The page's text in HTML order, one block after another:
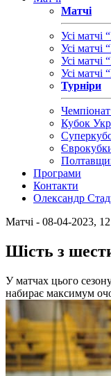
Матчі
Усі матчі
Усі матчі
Усі матчі
Усі матчі
Турніри
Кубок
Програми
Контакти
Олександр
Матчі - 08-04-2023,
Шість з
У матчах цього
набирає максимум